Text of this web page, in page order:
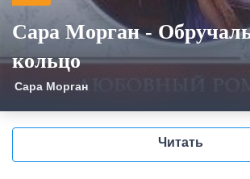
Сара Морган -
кольцо
Сара Морган
Читать